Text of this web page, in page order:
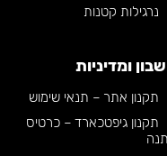
נרגילות קטנות
ומדיניות
תקנון אתר – תנאי שימוש
תקנון גיפטכארד – כרטיס